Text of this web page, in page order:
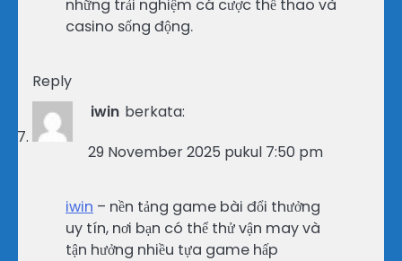
những trải nghiệm cá cược thể thao và
casino sống động.
Reply
iwin berkata:
29 November 2025 pukul 7:50 pm
iwin – nền tảng game bài đổi thưởng
uy tín, nơi bạn có thể thử vận may và
tận hưởng nhiều tựa game hấp